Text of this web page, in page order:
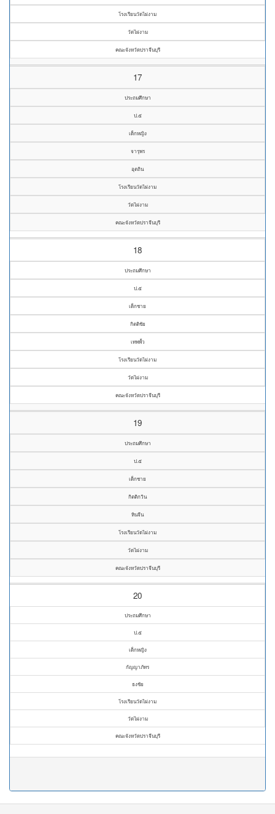
โรงเรียนวัดไผ่งาม
วัดไผ่งาม
คณะจังหวัดปราจีนบุรี
17
ประถมศึกษา
ป.๕
เด็กหญิง
จารุพร
อุตถิน
โรงเรียนวัดไผ่งาม
วัดไผ่งาม
คณะจังหวัดปราจีนบุรี
18
ประถมศึกษา
ป.๕
เด็กชาย
กิตติชัย
เทพพั้ว
โรงเรียนวัดไผ่งาม
วัดไผ่งาม
คณะจังหวัดปราจีนบุรี
19
ประถมศึกษา
ป.๕
เด็กชาย
กิตติกวิน
หินจีน
โรงเรียนวัดไผ่งาม
วัดไผ่งาม
คณะจังหวัดปราจีนบุรี
20
ประถมศึกษา
ป.๕
เด็กหญิง
กัญญาภัทร
ธงชัย
โรงเรียนวัดไผ่งาม
วัดไผ่งาม
คณะจังหวัดปราจีนบุรี